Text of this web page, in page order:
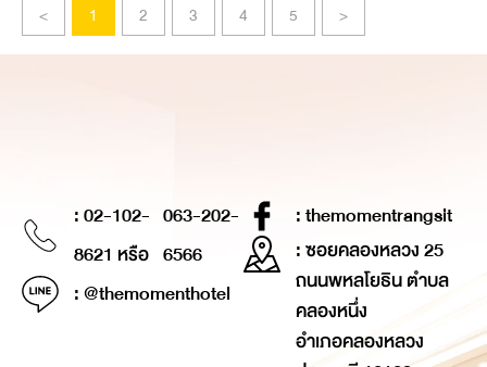
< 1 2 3 4 5 >
: 02-102-
8621 หรือ
063-202-
6566
: @themomenthotel
: themomentrangsit
: ซอยคลองหลวง 25
ถนนพหลโยธิน ตำบล
คลองหนึ่ง
อำเภอคลองหลวง